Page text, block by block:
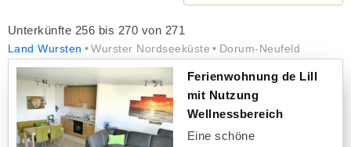
Unterkünfte 256 bis 270 von 271
Land Wursten Wurster Nordseeküste Dorum-Neufeld
Ferienwohnung de Lill
mit Nutzung
Wellnessbereich
Eine schöne